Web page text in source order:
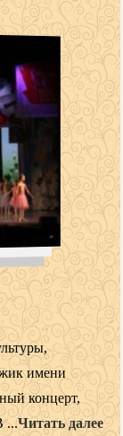
имени
концерт,
...Читать далее